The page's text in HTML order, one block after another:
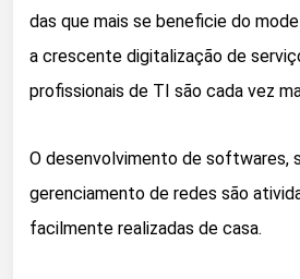
das que mais se beneficie do
a crescente digitalização de
profissionais de TI são cada vez
O desenvolvimento de softwares,
gerenciamento de redes são
facilmente realizadas de casa.